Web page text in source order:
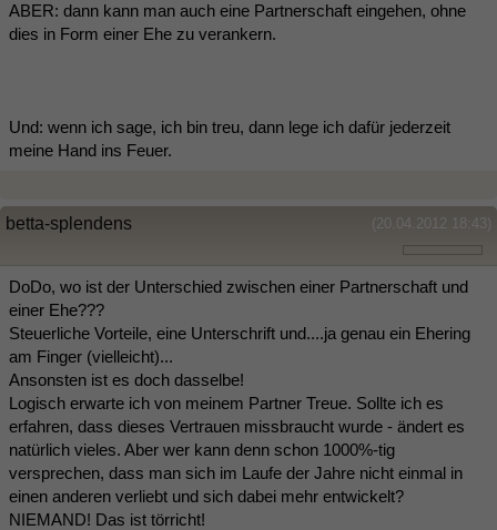
ABER: dann kann man auch eine Partnerschaft eingehen, ohne
dies in Form einer Ehe zu verankern.
Und: wenn ich sage, ich bin treu, dann lege ich dafür jederzeit
meine Hand ins Feuer.
(20.04.2012 18:43)
betta-splendens
DoDo, wo ist der Unterschied zwischen einer Partnerschaft und
einer Ehe???
Steuerliche Vorteile, eine Unterschrift und....ja genau ein Ehering
am Finger (vielleicht)...
Ansonsten ist es doch dasselbe!
Logisch erwarte ich von meinem Partner Treue. Sollte ich es
erfahren, dass dieses Vertrauen missbraucht wurde - ändert es
natürlich vieles. Aber wer kann denn schon 1000%-tig
versprechen, dass man sich im Laufe der Jahre nicht einmal in
einen anderen verliebt und sich dabei mehr entwickelt?
NIEMAND! Das ist törricht!